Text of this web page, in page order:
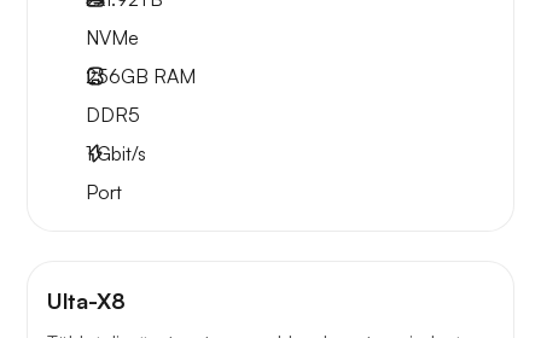
NVMe
256GB RAM
DDR5
1Gbit/s
Port
Ulta-X8